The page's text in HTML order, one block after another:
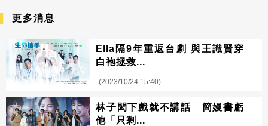
更多消息
Ella隔9年重返台劇 與王識賢穿
白袍拯救...
(2023/10/24 15:40)
林子閎下戲就不講話 簡嫚書虧
他「只剩...